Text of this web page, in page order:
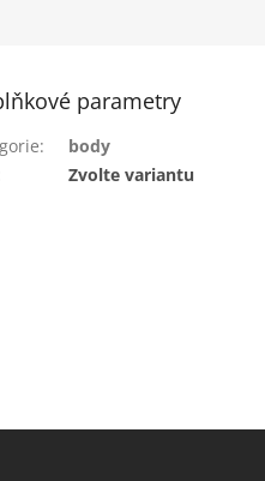
parametry
:
body
Zvolte variantu